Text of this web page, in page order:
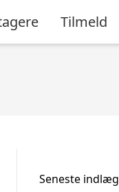
Tilmeld
Seneste indlæg